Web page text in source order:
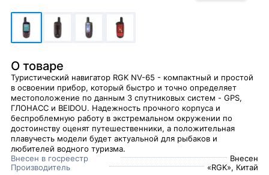
О товаре
Туристический навигатор RGK NV-65 - компактный и простой
в освоении прибор, который быстро и точно определяет
местоположение по данным 3 спутниковых систем - GPS,
ГЛОНАСС и BEIDOU. Надежность прочного корпуса и
беспроблемную работу в экстремальном окружении по
достоинству оценят путешественники, а положительная
плавучесть модели будет актуальной для рыбаков и
любителей водного туризма.
Внесен в госреестр
Внесен
Производитель
«RGK», Китай